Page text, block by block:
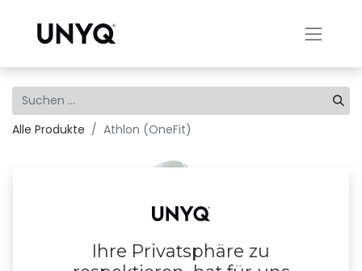
Alle Produkte Athlon (OneFit)
Ihre Privatsphäre zu